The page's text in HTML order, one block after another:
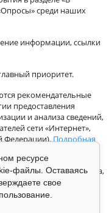
среди наших
информации, ссылки
приоритет.
рекомендательные
предоставления
и анализа сведений,
сети «Интернет»,
Федерации).Подробная
ул.Кузбасская 33а,
ресурсе
файлы. Оставаясь
свое